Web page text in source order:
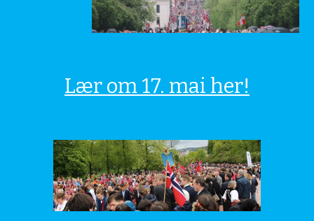
Lær om 17. mai her!